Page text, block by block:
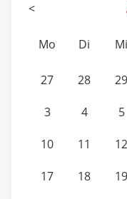
<
Mo Di Mi
27 28 29
3 4 5
10 11 12
17 18 19